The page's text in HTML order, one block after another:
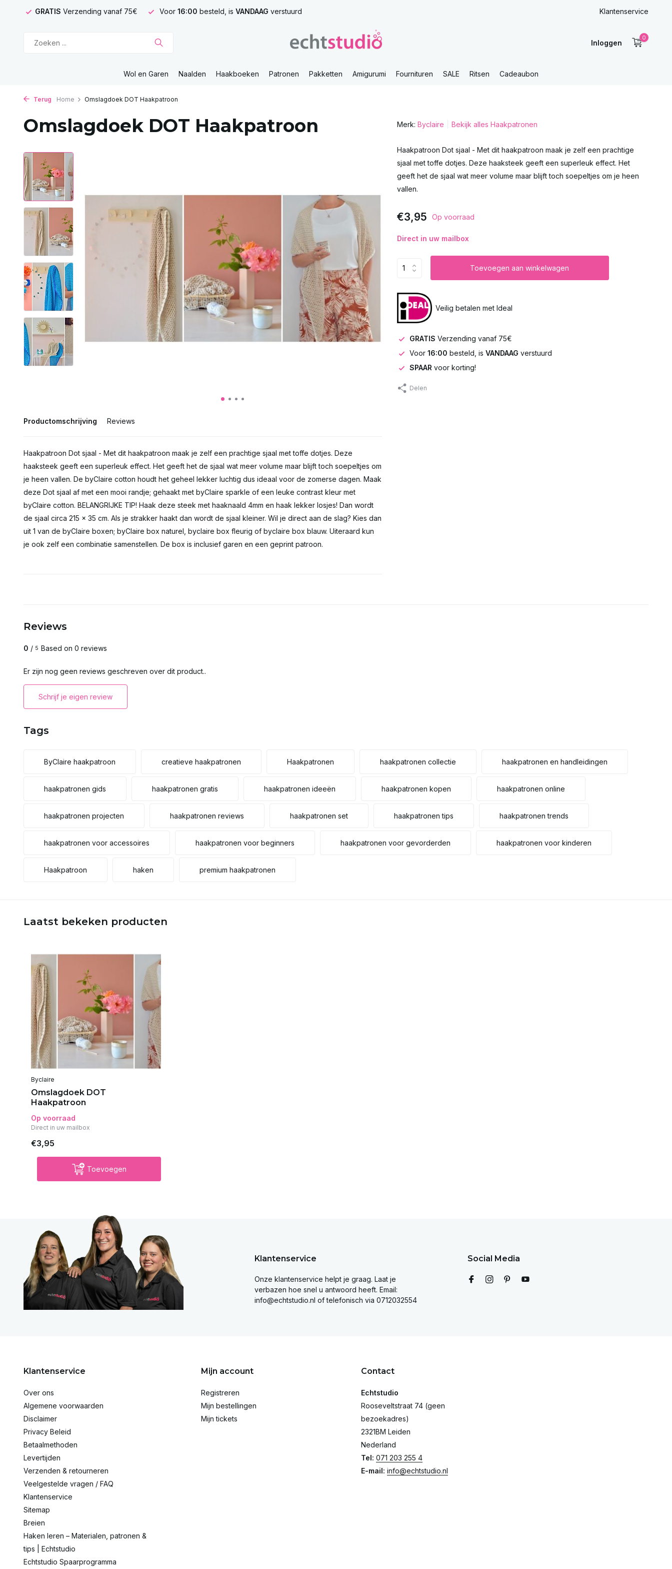
GRATIS Verzending vanaf 75€ Voor 16:00 besteld, is VANDAAG verstuurd Klantenservice
Inloggen
0
Wol en Garen Naalden Haakboeken Patronen Pakketten Amigurumi Fournituren SALE Ritsen Cadeaubon
Terug Home Omslagdoek DOT Haakpatroon
Omslagdoek DOT Haakpatroon
Productomschrijving Reviews
Haakpatroon Dot sjaal - Met dit haakpatroon maak je zelf een prachtige sjaal met toffe dotjes. Deze
haaksteek geeft een superleuk effect. Het geeft het de sjaal wat meer volume maar blijft toch soepeltjes om
je heen vallen. De byClaire cotton houdt het geheel lekker luchtig dus ideaal voor de zomerse dagen. Maak
deze Dot sjaal af met een mooi randje; gehaakt met byClaire sparkle of een leuke contrast kleur met
byClaire cotton. BELANGRIJKE TIP! Haak deze steek met haaknaald 4mm en haak lekker losjes! Dan wordt
de sjaal circa 215 x 35 cm. Als je strakker haakt dan wordt de sjaal kleiner. Wil je direct aan de slag? Kies dan
uit 1 van de byClaire boxen; byClaire box naturel, byclaire box fleurig of byclaire box blauw. Uiteraard kun
je ook zelf een combinatie samenstellen. De box is inclusief garen en een geprint patroon.
Merk: Byclaire Bekijk alles Haakpatronen
Haakpatroon Dot sjaal - Met dit haakpatroon maak je zelf een prachtige
sjaal met toffe dotjes. Deze haaksteek geeft een superleuk effect. Het
geeft het de sjaal wat meer volume maar blijft toch soepeltjes om je heen
vallen.
€3,95 Op voorraad
Direct in uw mailbox
Toevoegen aan winkelwagen
Veilig betalen met Ideal
GRATIS Verzending vanaf 75€
Voor 16:00 besteld, is VANDAAG verstuurd
SPAAR voor korting!
Delen
Reviews
0 / 5 Based on 0 reviews
Er zijn nog geen reviews geschreven over dit product..
Schrijf je eigen review
Tags
ByClaire haakpatroon creatieve haakpatronen Haakpatronen haakpatronen collectie haakpatronen en handleidingen
haakpatronen gids haakpatronen gratis haakpatronen ideeën haakpatronen kopen haakpatronen online
haakpatronen projecten haakpatronen reviews haakpatronen set haakpatronen tips haakpatronen trends
haakpatronen voor accessoires haakpatronen voor beginners haakpatronen voor gevorderden haakpatronen voor kinderen
Haakpatroon haken premium haakpatronen
Laatst bekeken producten
Byclaire
Omslagdoek DOT
Haakpatroon
Op voorraad
Direct in uw mailbox
€3,95
Toevoegen
Klantenservice
Onze klantenservice helpt je graag. Laat je
verbazen hoe snel u antwoord heeft. Email:
info@echtstudio.nl of telefonisch via 0712032554
Social Media
Klantenservice
Over ons
Algemene voorwaarden
Disclaimer
Privacy Beleid
Betaalmethoden
Levertijden
Verzenden & retourneren
Veelgestelde vragen / FAQ
Klantenservice
Sitemap
Breien
Haken leren – Materialen, patronen &
tips | Echtstudio
Echtstudio Spaarprogramma
Mijn account
Registreren
Mijn bestellingen
Mijn tickets
Contact
Echtstudio
Rooseveltstraat 74 (geen
bezoekadres)
2321BM Leiden
Nederland
Tel: 071 203 255 4
E-mail: info@echtstudio.nl